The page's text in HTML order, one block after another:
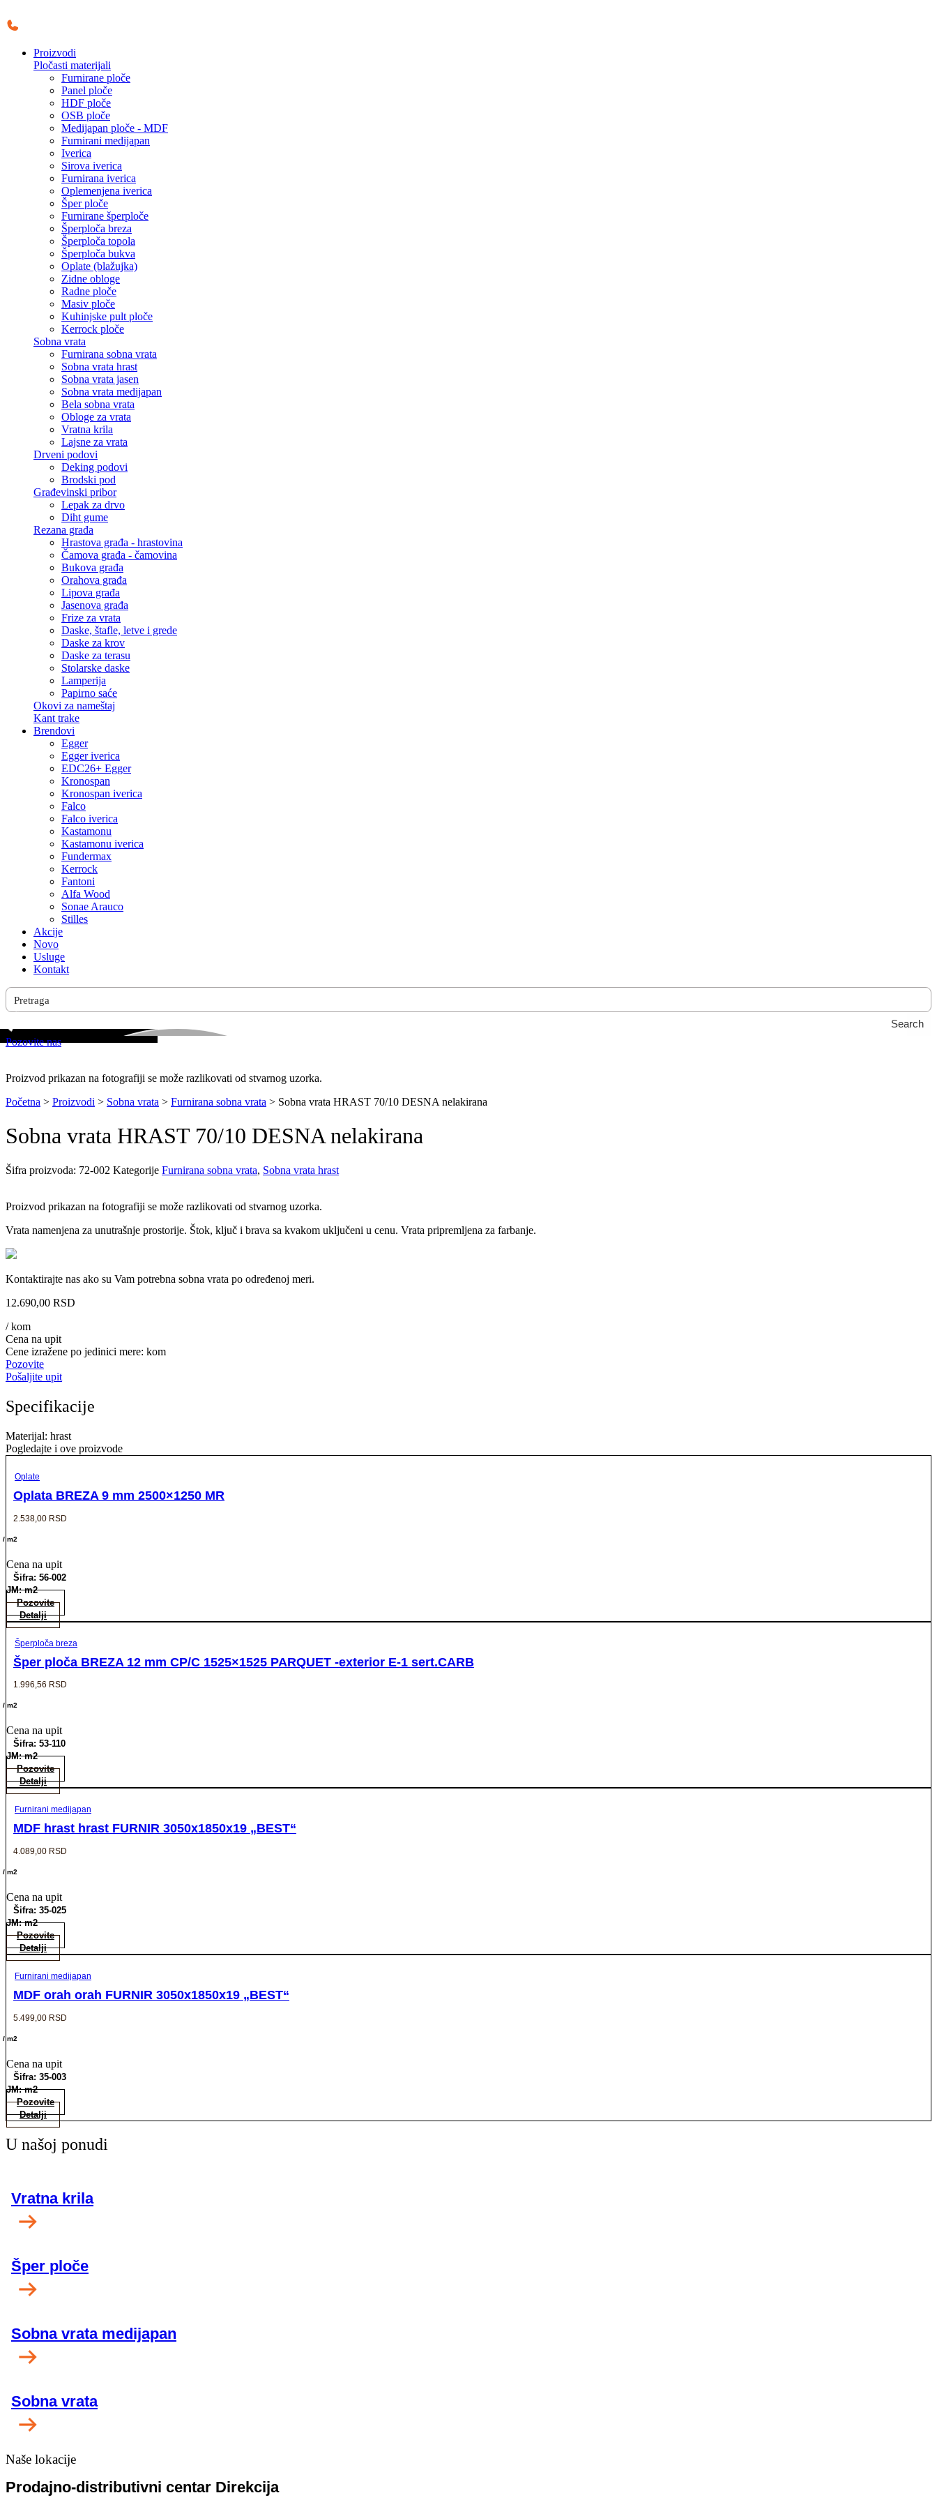
na
Proizvodi
Pločasti materijali
Furnirane ploče
Panel ploče
HDF ploče
OSB ploče
Medijapan ploče - MDF
Furnirani medijapan
Iverica
Sirova iverica
Furnirana iverica
Oplemenjena iverica
Šper ploče
Furnirane šperploče
Šperploča breza
Šperploča topola
Šperploča bukva
Oplate (blažujka)
Zidne obloge
Radne ploče
Masiv ploče
Kuhinjske pult ploče
Kerrock ploče
Sobna vrata
Furnirana sobna vrata
Sobna vrata hrast
Sobna vrata jasen
Sobna vrata medijapan
Bela sobna vrata
Obloge za vrata
Vratna krila
Lajsne za vrata
Drveni podovi
Deking podovi
Brodski pod
Građevinski pribor
Lepak za drvo
Diht gume
Rezana građa
Hrastova građa - hrastovina
Čamova građa - čamovina
Bukova građa
Orahova građa
Lipova građa
Jasenova građa
Frize za vrata
Daske, štafle, letve i grede
Daske za krov
Daske za terasu
Stolarske daske
Lamperija
Papirno saće
Okovi za nameštaj
Kant trake
Brendovi
Egger
Egger iverica
EDC26+ Egger
Kronospan
Kronospan iverica
Falco
Falco iverica
Kastamonu
Kastamonu iverica
Fundermax
Kerrock
Fantoni
Alfa Wood
Sonae Arauco
Stilles
Akcije
Novo
Usluge
Kontakt
Search
Pozovite nas
Proizvod prikazan na fotografiji se može razlikovati od stvarnog uzorka.
Početna > Proizvodi > Sobna vrata > Furnirana sobna vrata > Sobna vrata HRAST 70/10 DESNA nelakirana
Sobna vrata HRAST 70/10 DESNA nelakirana
Šifra proizvoda: 72-002 Kategorije Furnirana sobna vrata, Sobna vrata hrast
Proizvod prikazan na fotografiji se može razlikovati od stvarnog uzorka.
Vrata namenjena za unutrašnje prostorije. Štok, ključ i brava sa kvakom uključeni u cenu. Vrata pripremljena za farbanje.
Kontaktirajte nas ako su Vam potrebna sobna vrata po određenoj meri.
12.690,00 RSD
/ kom
Cena na upit
Cene izražene po jedinici mere: kom
Pozovite
Pošaljite upit
Specifikacije
Materijal: hrast
Pogledajte i ove proizvode
Oplate
Oplata BREZA 9 mm 2500×1250 MR
2.538,00 RSD
/ m2
Cena na upit
Šifra: 56-002
JM: m2
Pozovite
Detalji
Šperploča breza
Šper ploča BREZA 12 mm CP/C 1525×1525 PARQUET -exterior E-1 sert.CARB
1.996,56 RSD
/ m2
Cena na upit
Šifra: 53-110
JM: m2
Pozovite
Detalji
Furnirani medijapan
MDF hrast hrast FURNIR 3050x1850x19 „BEST“
4.089,00 RSD
/ m2
Cena na upit
Šifra: 35-025
JM: m2
Pozovite
Detalji
Furnirani medijapan
MDF orah orah FURNIR 3050x1850x19 „BEST“
5.499,00 RSD
/ m2
Cena na upit
Šifra: 35-003
JM: m2
Pozovite
Detalji
U našoj ponudi
Vratna krila
Šper ploče
Sobna vrata medijapan
Sobna vrata
Naše lokacije
Prodajno-distributivni centar Direkcija